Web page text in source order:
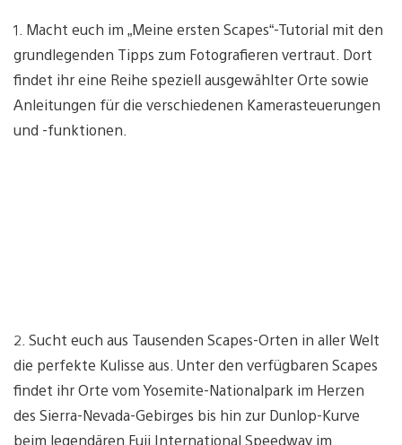
1. Macht euch im „Meine ersten Scapes“-Tutorial mit den
grundlegenden Tipps zum Fotografieren vertraut. Dort
findet ihr eine Reihe speziell ausgewählter Orte sowie
Anleitungen für die verschiedenen Kamerasteuerungen
und -funktionen.
2. Sucht euch aus Tausenden Scapes-Orten in aller Welt
die perfekte Kulisse aus. Unter den verfügbaren Scapes
findet ihr Orte vom Yosemite-Nationalpark im Herzen
des Sierra-Nevada-Gebirges bis hin zur Dunlop-Kurve
beim legendären Fuji International Speedway im